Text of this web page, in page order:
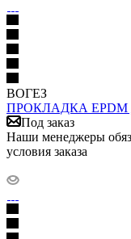
ВОГЕЗ
ПРОКЛАДКА EPDM
Под заказ
Наши менеджеры
условия заказа